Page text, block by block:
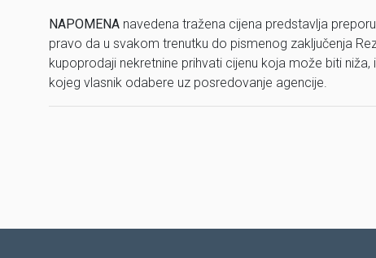
NAPOMENA navedena tražena cijena predstavlja
pravo da u svakom trenutku do pismenog zaključenja
kupoprodaji nekretnine prihvati cijenu koja može biti
kojeg vlasnik odabere uz posredovanje agencije.